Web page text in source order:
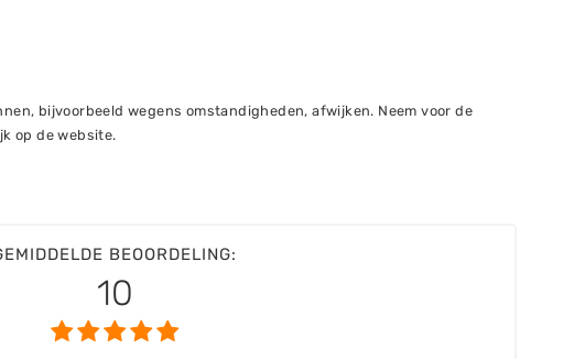
bijvoorbeeld wegens omstandigheden, afwijken. Neem voor de
op de website.
BEOORDELING:
10